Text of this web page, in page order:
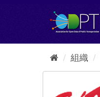
し
組織